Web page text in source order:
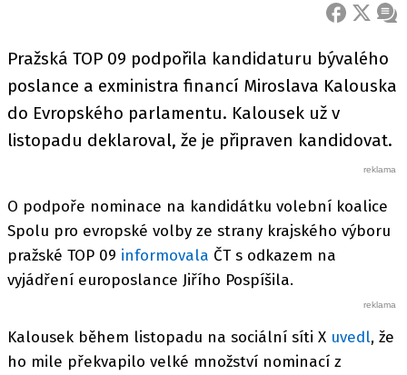
FACEBOOK
X
Pražská TOP 09 podpořila kandidaturu bývalého
poslance a exministra financí Miroslava Kalouska
do Evropského parlamentu. Kalousek už v
listopadu deklaroval, že je připraven kandidovat.
O podpoře nominace na kandidátku volební koalice
Spolu pro evropské volby ze strany krajského výboru
pražské TOP 09 informovala ČT s odkazem na
vyjádření europoslance Jiřího Pospíšila.
Kalousek během listopadu na sociální síti X uvedl, že
ho mile překvapilo velké množství nominací z